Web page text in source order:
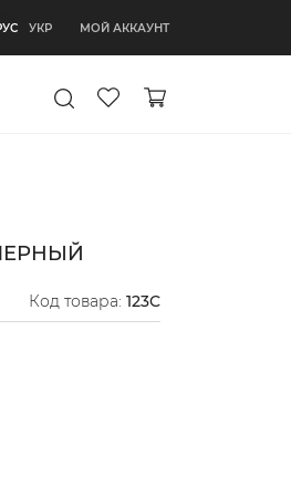
УКР МОЙ АККАУНТ
Код товара: 123C